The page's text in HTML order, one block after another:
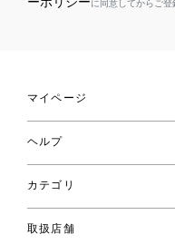
に同意してからご登
マイページ
ロイヤリティプログラム
パスワード再設定
ショッピングバッグ
ヘルプ
お問い合わせ
よくあるご質問
ご利用ガイド
カテゴリ
コレクション
取扱店舗